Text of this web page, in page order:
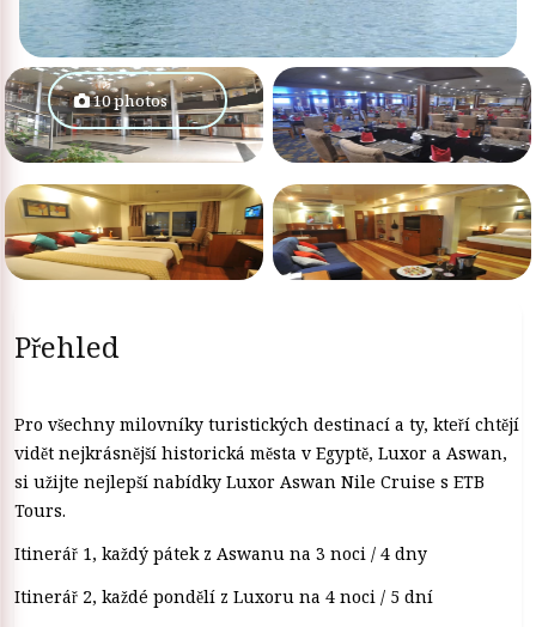
10 photos
Přehled
Pro všechny milovníky turistických destinací a ty, kteří chtějí
vidět nejkrásnější historická města v Egyptě, Luxor a Aswan,
si užijte nejlepší nabídky Luxor Aswan Nile Cruise s ETB
Tours.
Itinerář 1, každý pátek z Aswanu na 3 noci / 4 dny
Itinerář 2, každé pondělí z Luxoru na 4 noci / 5 dní